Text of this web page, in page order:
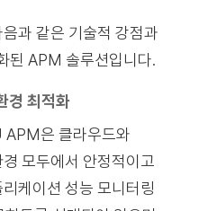
과 같은 기술적 강점과
된 APM 솔루션입니다.
경 최적화
은 클라우드와
모두에서 안정적이고
케이션 성능 모니터링